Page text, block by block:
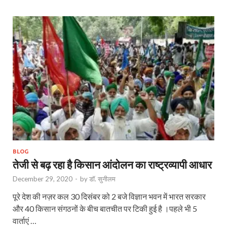
BLOG
तेजी से बढ़ रहा है किसान आंदोलन का राष्ट्रव्यापी आधार
December 29, 2020 - byडॉ. सुनीलम
पूरे देश की नज़र कल 30 दिसंबर को 2 बजे विज्ञान भवन में भारत सरकार
और 40 किसान संगठनों के बीच बातचीत पर टिकी हुई है ।पहले भी 5
वार्ताएं …